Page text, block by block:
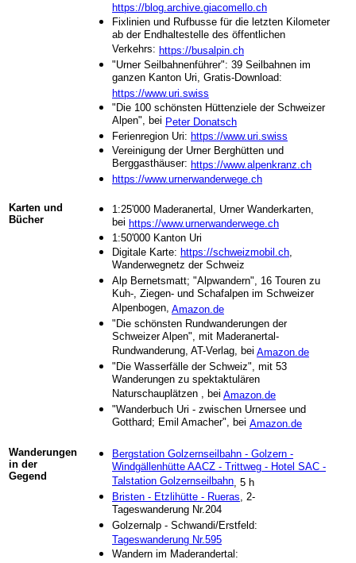
https://blog.archive.giacomello.ch
Fixlinien und Rufbusse für die letzten Kilometer
ab der Endhaltestelle des öffentlichen
Verkehrs: https://busalpin.ch
"Urner Seilbahnenführer": 39 Seilbahnen im
ganzen Kanton Uri, Gratis-Download:
https://www.uri.swiss
"Die 100 schönsten Hüttenziele der Schweizer
Alpen", bei Peter Donatsch
Ferienregion Uri: https://www.uri.swiss
Vereinigung der Urner Berghütten und
Berggasthäuser: https://www.alpenkranz.ch
https://www.urnerwanderwege.ch
Karten und
Bücher
1:25'000 Maderanertal, Urner Wanderkarten,
bei https://www.urnerwanderwege.ch
1:50'000 Kanton Uri
Digitale Karte: https://schweizmobil.ch
Wanderwegnetz der Schweiz
Alp Bernetsmatt; "Alpwandern", 16 Touren zu
Kuh-, Ziegen- und Schafalpen im Schweizer
Alpenbogen, Amazon.de
"Die schönsten Rundwanderungen der
Schweizer Alpen", mit Maderanertal-
Rundwanderung, AT-Verlag, bei Amazon.de
"Die Wasserfälle der Schweiz", mit 53
Wanderungen zu spektaktulären
Naturschauplätzen , bei Amazon.de
"Wanderbuch Uri - zwischen Urnersee und
Gotthard; Emil Amacher", bei Amazon.de
Wanderungen
in der
Gegend
Bergstation Golzernseilbahn - Golzern -
Windgällenhütte AACZ - Trittweg - Hotel SAC -
Talstation Golzernseilbahn , 5 h
Bristen - Etzlihütte - Rueras , 2-
Tageswanderung Nr.204
Golzernalp - Schwandi/Erstfeld:
Tageswanderung Nr.595
Wandern im Maderandertal: